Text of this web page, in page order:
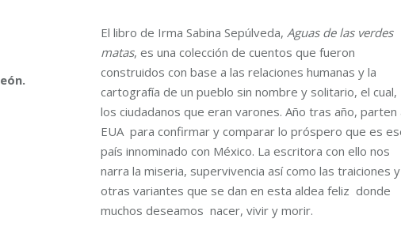
El libro de Irma Sabina Sepúlveda, Aguas de las verdes
matas, es una colección de cuentos que fueron
construidos con base a las relaciones humanas y la
cartografía de un pueblo sin nombre y solitario, el cual,
los ciudadanos que eran varones. Año tras año, parten
EUA para confirmar y comparar lo próspero que es
país innominado con México. La escritora con ello nos
narra la miseria, supervivencia así como las traiciones y
otras variantes que se dan en esta aldea feliz donde
muchos deseamos nacer, vivir y morir.